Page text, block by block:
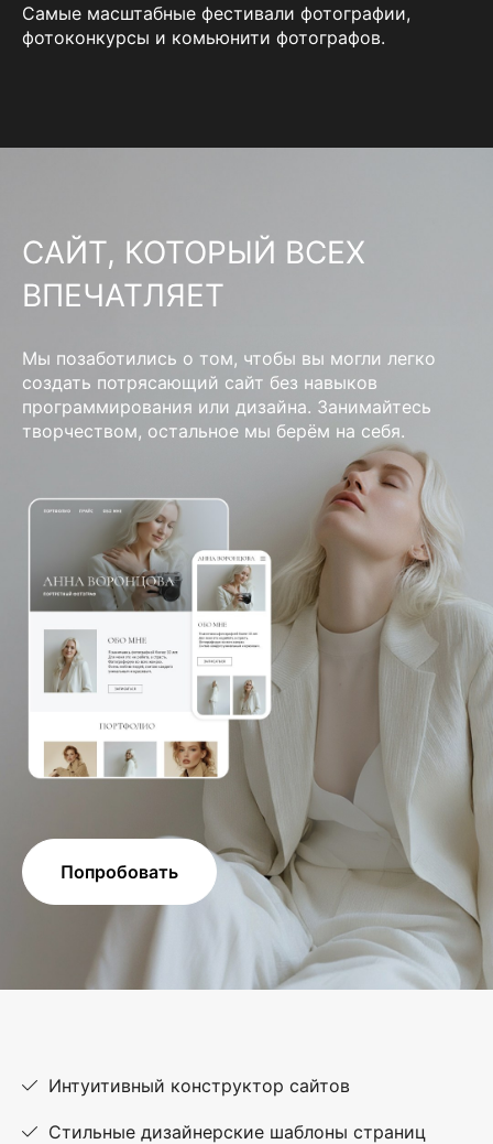
Самые масштабные фестивали фотографии,
фотоконкурсы и комьюнити фотографов.
САЙТ, КОТОРЫЙ ВСЕХ
ВПЕЧАТЛЯЕТ
Мы позаботились о том, чтобы вы могли легко
создать потрясающий сайт без навыков
программирования или дизайна. Занимайтесь
творчеством, остальное мы берём на себя.
Попробовать
Интуитивный конструктор сайтов
Стильные дизайнерские шаблоны страниц